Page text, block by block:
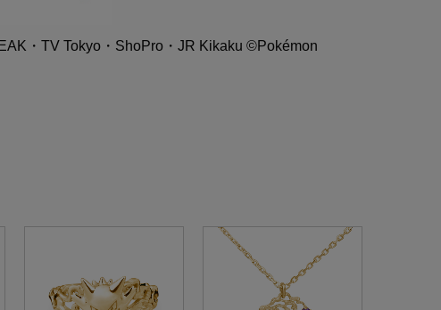
・TV Tokyo・ShoPro・JR Kikaku ©Pokémon